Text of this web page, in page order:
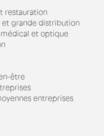
restauration
grande distribution
médical et optique
être
entreprises